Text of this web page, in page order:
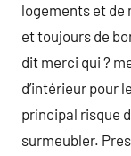
logements et de
et toujours de
dit merci qui ?
d’intérieur pour
principal risque
surmeubler.